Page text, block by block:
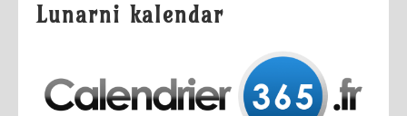
Lunarni kalendar